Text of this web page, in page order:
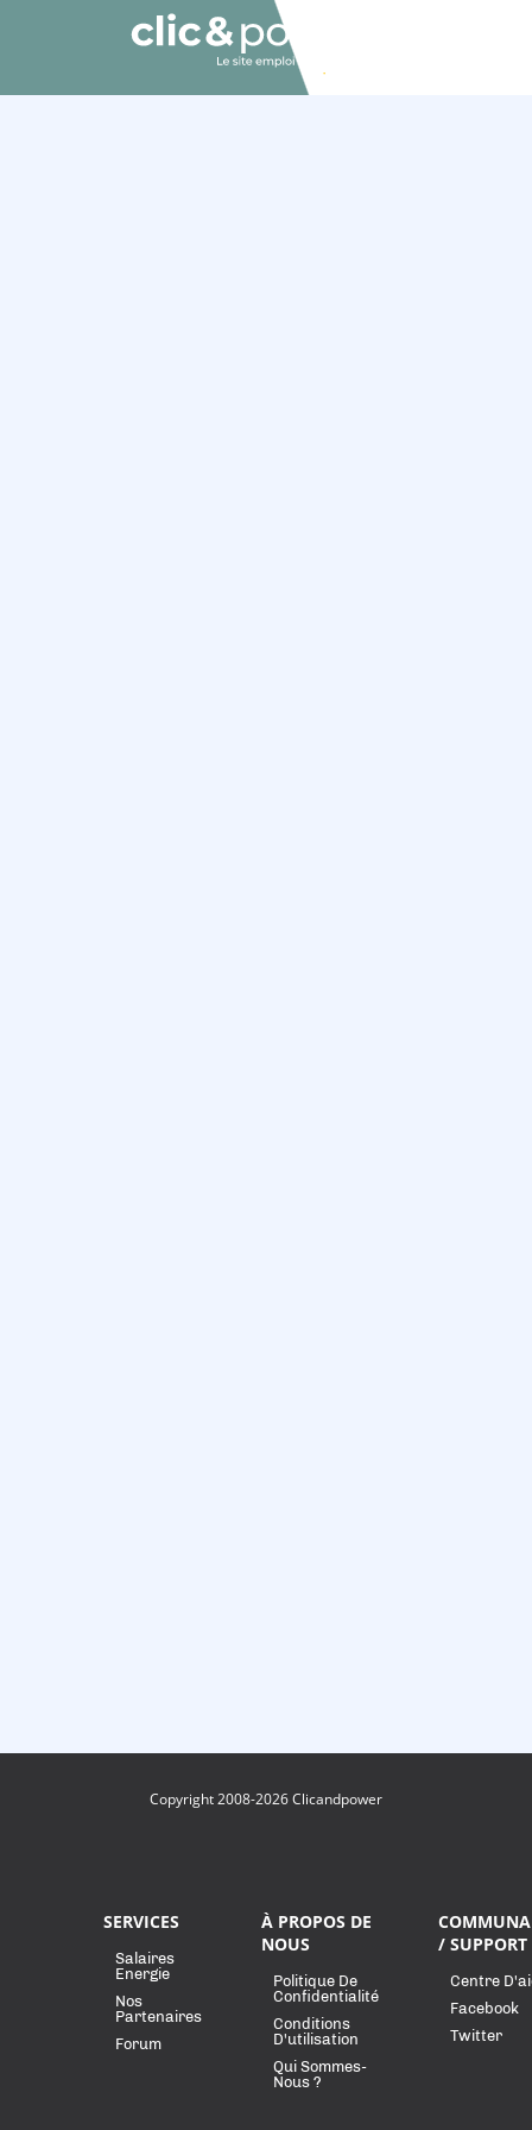
Copyright 2008-2026 Clicandpower
SERVICES
Salaires
Energie
Nos
Partenaires
Forum
À PROPOS DE
NOUS
Politique De
Confidentialité
Conditions
D'utilisation
Qui Sommes-
Nous ?
/ SUPPORT
Centre
Facebook
Twitter